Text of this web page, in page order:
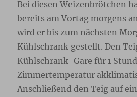
Bei diesen Weizenbrötchen
bereits am Vortag morgens
wird er bis zum nächsten
Kühlschrank gestellt. Den
Kühlschrank-Gare für 1
Zimmertemperatur
Anschließend den Teig auf